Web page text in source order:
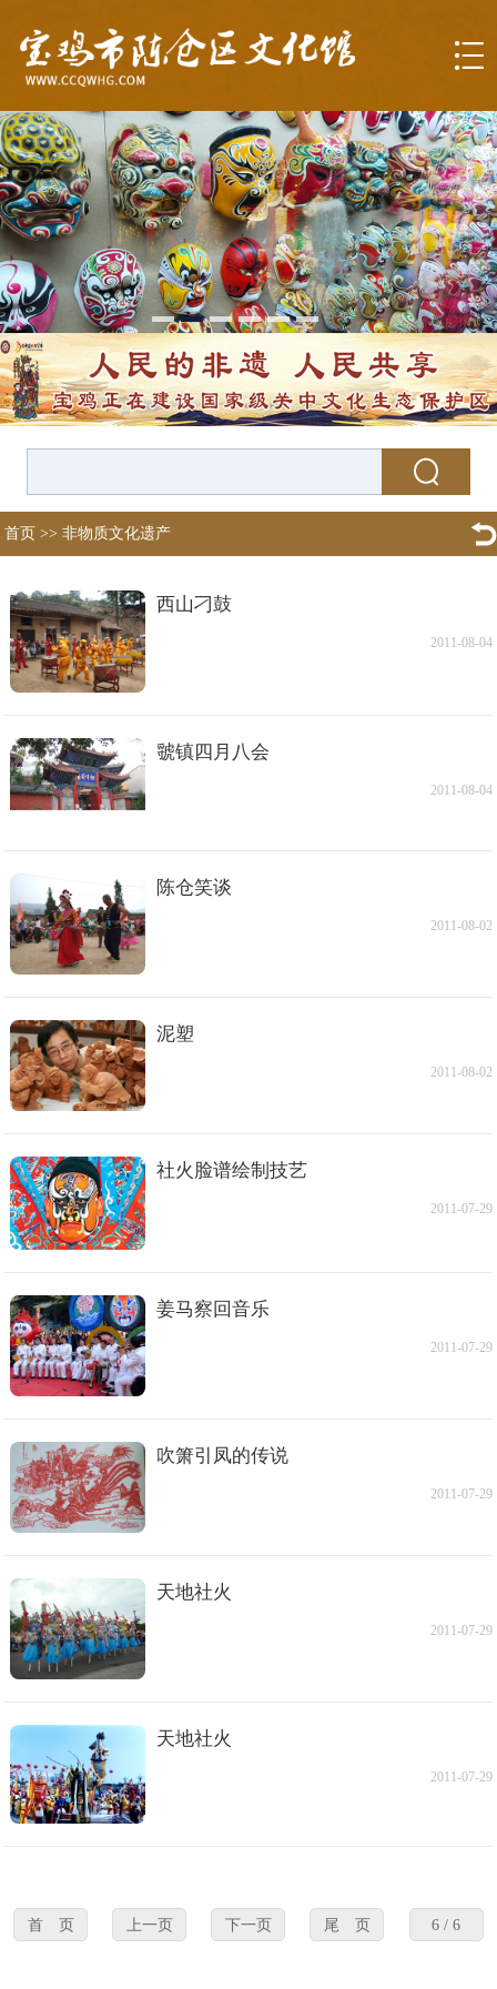
首页 >> 非物质文化遗产
西山刁鼓
2011-08-04
虢镇四月八会
2011-08-04
陈仓笑谈
2011-08-02
泥塑
2011-08-02
社火脸谱绘制技艺
2011-07-29
姜马察回音乐
2011-07-29
吹箫引凤的传说
2011-07-29
天地社火
2011-07-29
天地社火
2011-07-29
首 页 上一页 下一页 尾 页 6 / 6